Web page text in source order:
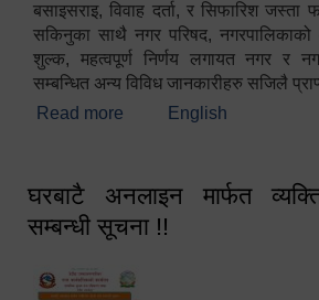
बसाइसराइ, विवाह दर्ता, र सिफारिश जस्ता
सकिनुका साथै नगर परिषद,
शुल्क, महत्वपूर्ण निर्णय लगायत नगर र
सम्बन्धित अन्य विविध जानकारीहरु सजिलै
Read more about स्वागतम!!!
English
घरबाटै अनलाइन मार्फत
सम्बन्धी सूचना !!